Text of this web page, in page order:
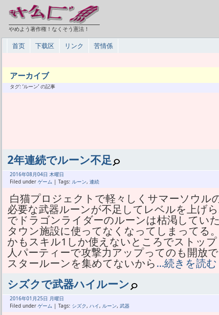
やめよう著作権！なくそう憲法！
首页 下载区 リンク 苦情係
アーカイブ
タグ: ‘ルーン’ の記事
2年連続でルーン不足
2016年08月04日 木曜日
Filed under ゲーム | Tags: ルーン, 連続
白猫プロジェクトで軽々しくサマーソウル
必要な武器ルーンが不足してレベルを上げ
でドラゴンライダーのルーンは枯渇してい
タウン施設に使ってなくなってしまってる
かもスキル1しか使えないところでストッ
人パーティーで攻撃力アップってのも開放
スタールーンを集めてないから…続きを読む
シズクで武器ハイルーン
2016年01月25日 月曜日
Filed under ゲーム | Tags: シズク, ハイ, ルーン, 武器